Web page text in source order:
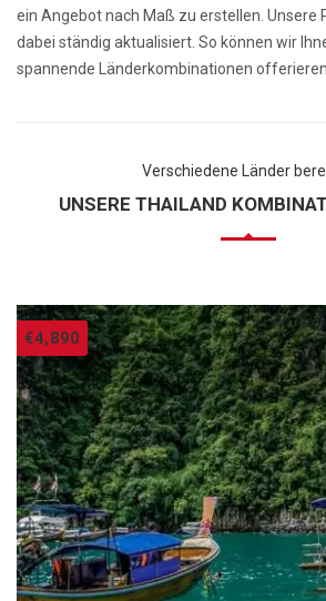
ein Angebot nach Maß zu erstellen. Unsere
dabei ständig aktualisiert. So können wir
spannende Länderkombinationen offerieren.
Verschiedene Länder
UNSERE THAILAND
€4,890